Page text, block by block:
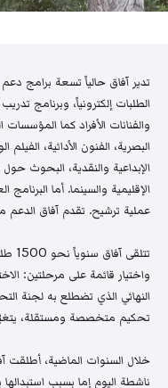
تدير آفاق حالياً تسعة برامج
الطلبات إلكترونياً، وبرنامج
والفنانات الأفراد كما المؤسسات
البصرية، الفنون الأدائية، الفيلم
الإبداعية والنقدية، البحوث
الإقليمية والسينما. أما
عملية ترشيح. تقدم آفاق
واختيار قائمة على مرحلتين:
النهائي الذي تضطلع به لجنة
تحكيم متخصصة ومستقلة،
خلال السنوات الماضية، أطلقت
ناشطة اليوم إما بسبب